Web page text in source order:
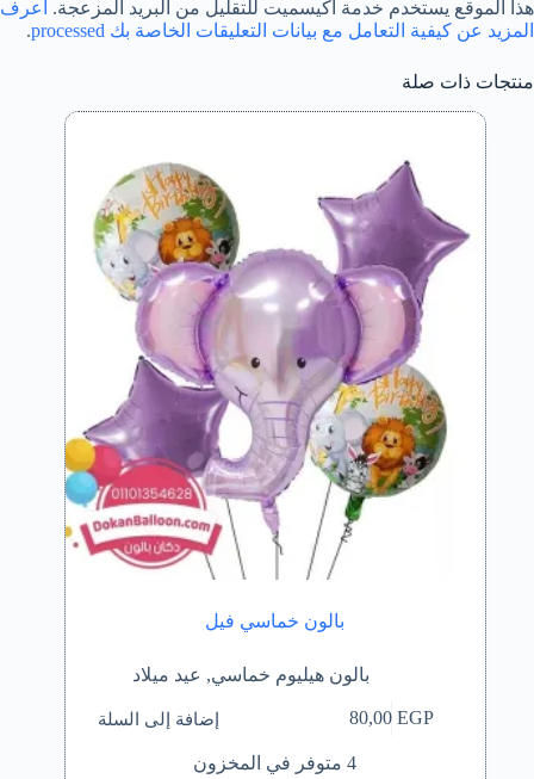
هذا الموقع يستخدم خدمة أكيسميت للتقليل من البريد المزعجة.
اعرف
المزيد عن كيفية التعامل مع بيانات التعليقات الخاصة بك processed
.
منتجات ذات صلة
بالون خماسي فيل
بالون هيليوم خماسي, عيد ميلاد
80,00EGP إضافة إلى السلة
4 متوفر في المخزون